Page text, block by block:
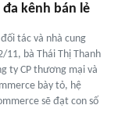
đa kênh bán lẻ
tác và nhà cung
11, bà Thái Thị Thanh
ty CP thương mại và
bày tỏ, hệ
sẽ đạt con số